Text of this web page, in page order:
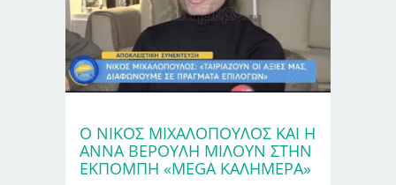
Ο ΝΊΚΟΣ ΜΙΧΑΛΌΠΟΥΛΟΣ ΚΑΙ Η
ΆΝΝΑ ΒΕΡΟΎΛΗ ΜΙΛΟΎΝ ΣΤΗΝ
ΕΚΠΟΜΠΉ «MEGA ΚΑΛΗΜΕΡΑ»